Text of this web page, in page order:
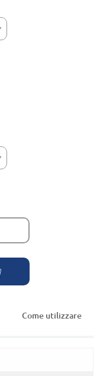
Come utilizzare